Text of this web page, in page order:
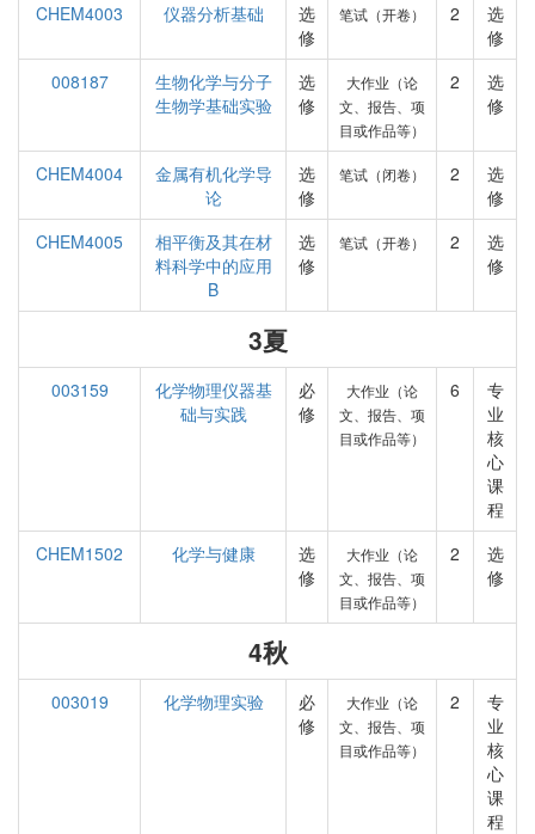
CHEM4003 仪器分析基础
选
修
笔试（开卷） 2
选
修
008187
生物化学与分子
生物学基础实验
选
修
大作业（论
文、报告、项
目或作品等）
2
选
修
CHEM4004
金属有机化学导
论
选
修
笔试（闭卷） 2
选
修
CHEM4005
相平衡及其在材
料科学中的应用
B
选
修
笔试（开卷） 2
选
修
3夏
003159
化学物理仪器基
础与实践
必
修
大作业（论
文、报告、项
目或作品等）
6
专
业
核
心
课
程
CHEM1502
化学与健康
选
修
大作业（论
文、报告、项
目或作品等）
2
选
修
4秋
003019 化学物理实验
必
修
大作业（论
文、报告、项
目或作品等）
2
专
业
核
心
课
程